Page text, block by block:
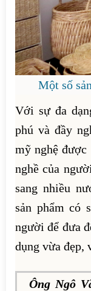
Một số
Với sự đa
phú và đầy
mỹ nghệ
nghề của
sang nhiều
sản phẩm có
người để đưa
dụng vừa đẹp,
Ông Ngô